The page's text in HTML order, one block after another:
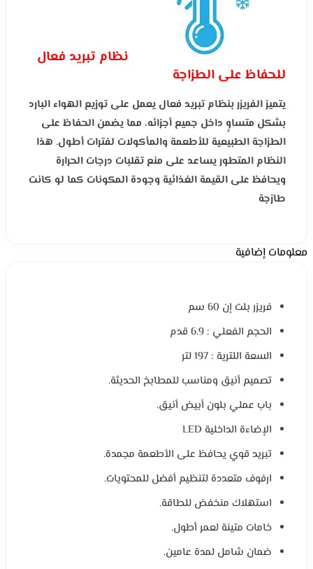
نظام تبريد فعال
للحفاظ على الطزاجة
يتميز الفريزر بنظام تبريد فعال يعمل على توزيع الهواء البارد
بشكل متساوٍ داخل جميع أجزائه، مما يضمن الحفاظ على
الطزاجة الطبيعية للأطعمة والمأكولات لفترات أطول. هذا
النظام المتطور يساعد على منع تقلبات درجات الحرارة
ويحافظ على القيمة الغذائية وجودة المكونات كما لو كانت
طازجة
معلومات إضافية
فريزر بلت إن 60 سم
الحجم الفعلي : 6.9 قدم
السعة اللترية : 197 لتر
تصميم أنيق ومناسب للمطابخ الحديثة.
باب عملي بلون أبيض أنيق.
الإضاءة الداخلية LED
تبريد قوي يحافظ على الأطعمة مجمدة.
ارفوف متعددة لتنظيم أفضل للمحتويات.
استهلاك منخفض للطاقة.
خامات متينة لعمر أطول.
ضمان شامل لمدة عامين.